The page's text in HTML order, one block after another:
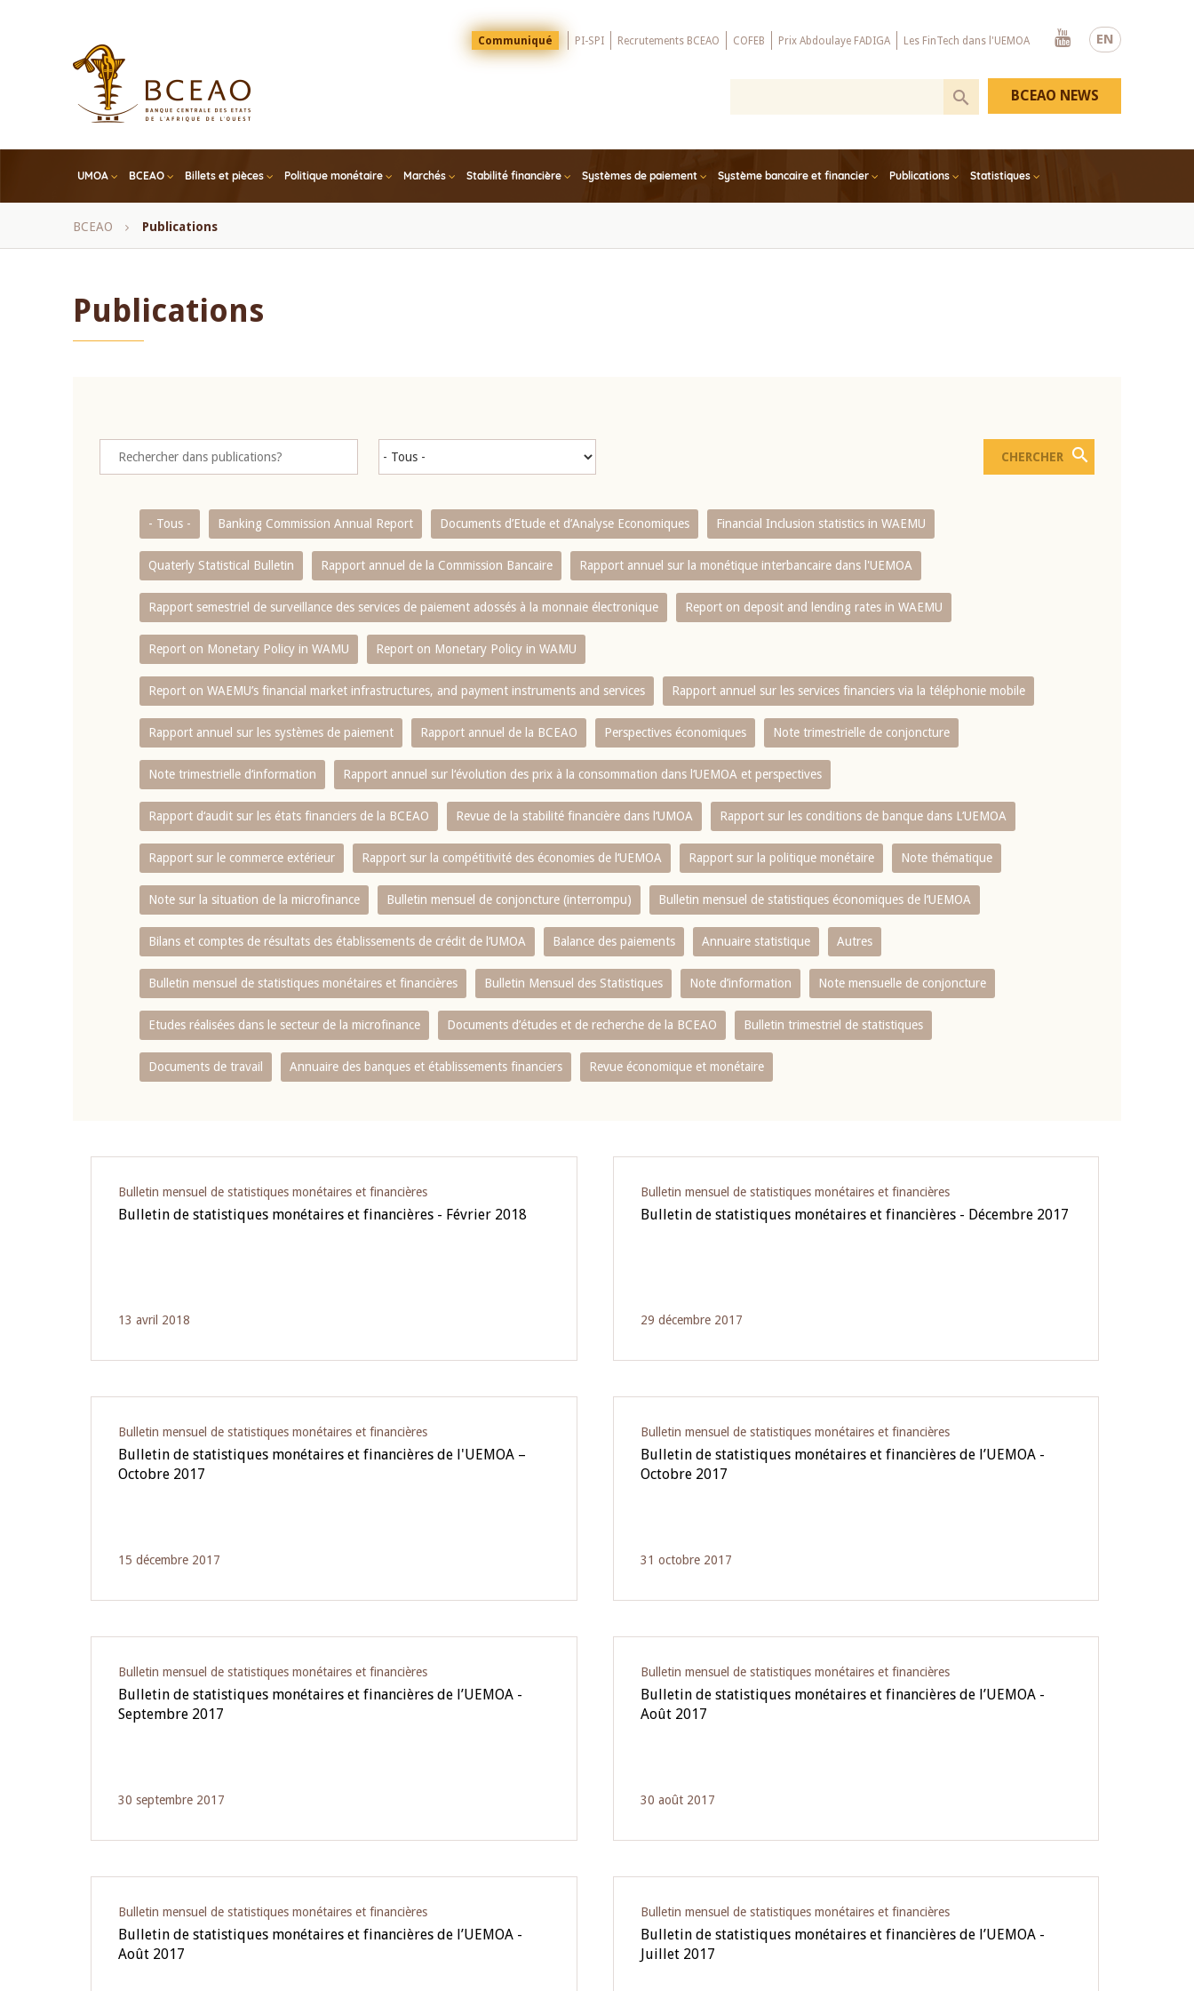
EN
Menu
Top
Communiqué PI-SPI Recrutements BCEAO COFEB Prix Abdoulaye FADIGA Les FinTech dans l'UEMOA
Youtube
UMOA BCEAO Billets et pièces Politique monétaire Marchés Stabilité financière Systèmes de paiement Système bancaire et financier Publications Statistiques
BCEAO NEWS
Fil
BCEAO Publications
Publications
- Tous - Banking Commission Annual Report Documents d’Etude et d’Analyse Economiques Financial Inclusion statistics in WAEMU
Quaterly Statistical Bulletin Rapport annuel de la Commission Bancaire Rapport annuel sur la monétique interbancaire dans l'UEMOA
Rapport semestriel de surveillance des services de paiement adossés à la monnaie électronique Report on deposit and lending rates in WAEMU
Report on Monetary Policy in WAMU Report on Monetary Policy in WAMU
Report on WAEMU’s financial market infrastructures, and payment instruments and services Rapport annuel sur les services financiers via la téléphonie mobile
Rapport annuel sur les systèmes de paiement Rapport annuel de la BCEAO Perspectives économiques Note trimestrielle de conjoncture
Note trimestrielle d‘information Rapport annuel sur l‘évolution des prix à la consommation dans l‘UEMOA et perspectives
Rapport d‘audit sur les états financiers de la BCEAO Revue de la stabilité financière dans l‘UMOA Rapport sur les conditions de banque dans L‘UEMOA
Rapport sur le commerce extérieur Rapport sur la compétitivité des économies de l‘UEMOA Rapport sur la politique monétaire Note thématique
Note sur la situation de la microfinance Bulletin mensuel de conjoncture (interrompu) Bulletin mensuel de statistiques économiques de l‘UEMOA
Bilans et comptes de résultats des établissements de crédit de l‘UMOA Balance des paiements Annuaire statistique Autres
Bulletin mensuel de statistiques monétaires et financières Bulletin Mensuel des Statistiques Note d’information Note mensuelle de conjoncture
Etudes réalisées dans le secteur de la microfinance Documents d’études et de recherche de la BCEAO Bulletin trimestriel de statistiques
Documents de travail Annuaire des banques et établissements financiers Revue économique et monétaire
Bulletin mensuel de statistiques monétaires et financières
Bulletin de statistiques monétaires et financières - Février 2018
13 avril 2018
Bulletin mensuel de statistiques monétaires et financières
Bulletin de statistiques monétaires et financières - Décembre 2017
29 décembre 2017
Bulletin mensuel de statistiques monétaires et financières
Bulletin de statistiques monétaires et financières de l'UEMOA –
Octobre 2017
15 décembre 2017
Bulletin mensuel de statistiques monétaires et financières
Bulletin de statistiques monétaires et financières de l’UEMOA -
Octobre 2017
31 octobre 2017
Bulletin mensuel de statistiques monétaires et financières
Bulletin de statistiques monétaires et financières de l’UEMOA -
Septembre 2017
30 septembre 2017
Bulletin mensuel de statistiques monétaires et financières
Bulletin de statistiques monétaires et financières de l’UEMOA -
Août 2017
30 août 2017
Bulletin mensuel de statistiques monétaires et financières
Bulletin de statistiques monétaires et financières de l’UEMOA -
Août 2017
Bulletin mensuel de statistiques monétaires et financières
Bulletin de statistiques monétaires et financières de l’UEMOA -
Juillet 2017